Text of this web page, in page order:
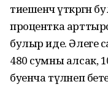
тиешенчә үткәргән
процентка
булыр иде. Әлеге
480 сумны алсак,
буенча түләнеп